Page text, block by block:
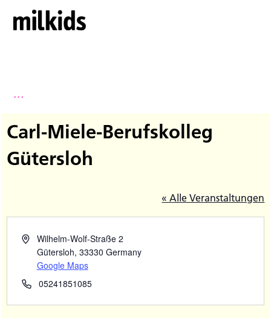
...
Carl-Miele-Berufskolleg
Gütersloh
« Alle Veranstaltungen
Wilhelm-Wolf-Straße 2
Gütersloh, 33330 Germany
Google Maps
Telefon05241851085